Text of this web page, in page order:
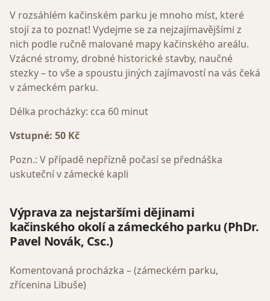
V rozsáhlém kačinském parku je mnoho míst, které
stojí za to poznat! Vydejme se za nejzajímavějšími z
nich podle ručně malované mapy kačinského areálu.
Vzácné stromy, drobné historické stavby, naučné
stezky – to vše a spoustu jiných zajímavostí na vás čeká
v zámeckém parku.
Délka procházky: cca 60 minut
Vstupné: 50 Kč
Pozn.: V případě nepřízně počasí se přednáška
uskuteční v zámecké kapli
Výprava za nejstaršími dějinami
kačinského okolí a zámeckého parku (PhDr.
Pavel Novák, Csc.)
Komentovaná procházka – (zámeckém parku,
zřícenina Libuše)